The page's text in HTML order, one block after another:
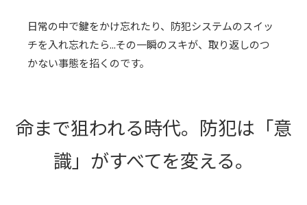
日常の中で鍵をかけ忘れたり、防犯システムのスイッ
チを入れ忘れたら...その一瞬のスキが、取り返しのつ
かない事態を招くのです。
命まで狙われる時代。防犯は「意
識」がすべてを変える。